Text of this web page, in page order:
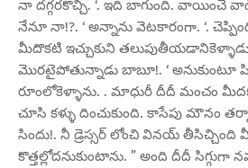
నా దగ్గరకొచ్చి. ‘. ఇది బాగుంది. వాయించే
నేనూ నా!?. ‘ అన్నాను వెటకారంగా. ‘.
మీదొకటి ఇచ్చుకుని
మొరటైపోతున్నాడు బాబూ!. ‘ అనుకుంటూ
రూంలోకెళ్ళాను. . మాధురీ దీదీ మంచం
చూసి కళ్ళు దించుకుంది. కాసేపు మౌనం
సిందు!. నీ డ్రెస్సర్ లోంచి వినయ్ తీసిచ్చింది
కొత్తల్లోదనుకుంటాను. ” అంది దీదీ సిగ్గుగా